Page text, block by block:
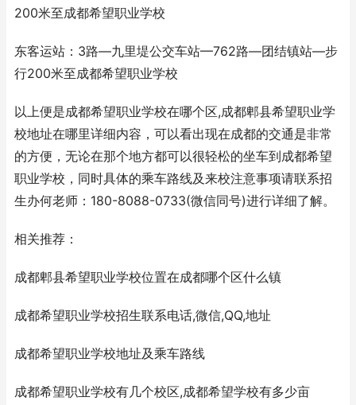
200米至成都希望职业学校
东客运站：3路—九里堤公交车站—762路—团结镇站—步
行200米至成都希望职业学校
以上便是成都希望职业学校在哪个区,成都郫县希望职业学
校地址在哪里详细内容，可以看出现在成都的交通是非常
的方便，无论在那个地方都可以很轻松的坐车到成都希望
职业学校，同时具体的乘车路线及来校注意事项请联系招
生办何老师：180-8088-0733(微信同号)进行详细了解。
相关推荐：
成都郫县希望职业学校位置在成都哪个区什么镇
成都希望职业学校招生联系电话,微信,QQ,地址
成都希望职业学校地址及乘车路线
成都希望职业学校有几个校区,成都希望学校有多少亩